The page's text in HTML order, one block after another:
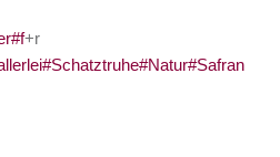
#f+r
#Schatztruhe#Natur#Safran